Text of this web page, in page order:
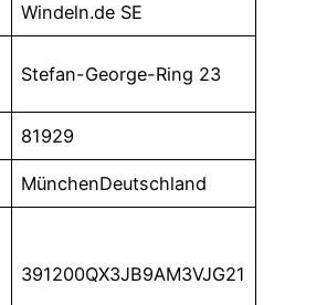
Windeln.de SE
Stefan-George-Ring 23
81929
MünchenDeutschland
391200QX3JB9AM3VJG21